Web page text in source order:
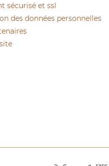
sécurisé et ssl
des données personnelles